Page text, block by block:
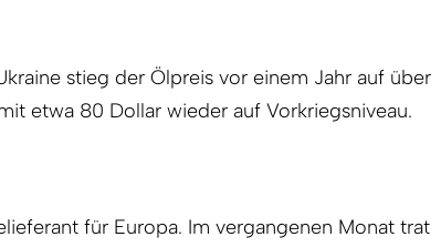
stieg der Ölpreis vor einem Jahr auf über
etwa 80 Dollar wieder auf Vorkriegsniveau.
für Europa. Im vergangenen Monat trat